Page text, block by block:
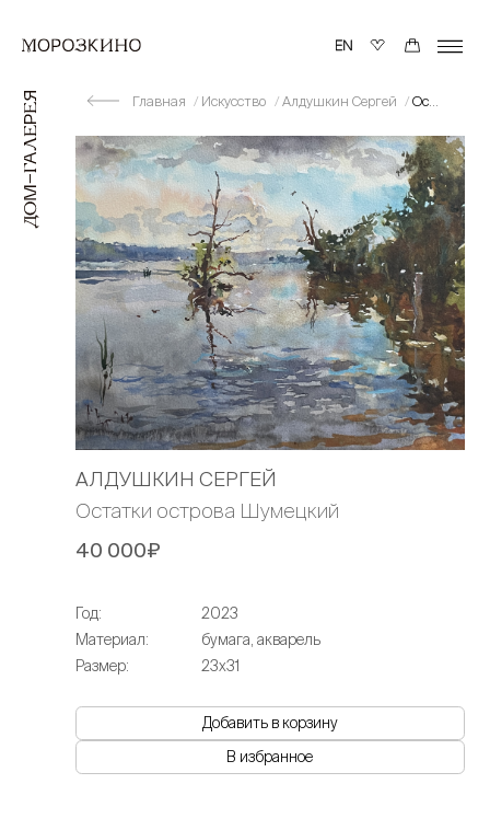
Главная Искусство Алдушкин Сергей Остатки острова Шумецкий
АЛДУШКИН СЕРГЕЙ
Остатки острова Шумецкий
40 000₽
Год:
2023
Материал:
бумага, акварель
Размер:
23х31
Добавить в корзину
В избранное